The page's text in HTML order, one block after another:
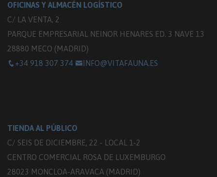
OFICINAS Y ALMACÉN LOGÍSTICO
C/ LA VENTA, 2
PARQUE EMPRESARIAL NEINOR HENARES ED. 3 NAVE 13
28880 MECO (MADRID)
+34 918 307 374
INFO@VITAFAUNA.ES
TIENDA AL PÚBLICO
C/ SEIS DE DICIEMBRE, 22 - LOCAL 1-2
CENTRO COMERCIAL ROSA DE LUXEMBURGO
28023 MONCLOA-ARAVACA (MADRID)